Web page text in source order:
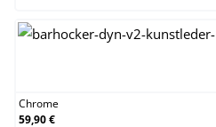
Chrome
59,90 €